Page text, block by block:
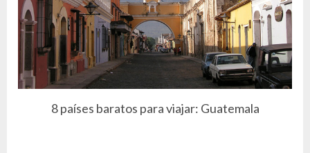
8 países baratos para viajar: Guatemala